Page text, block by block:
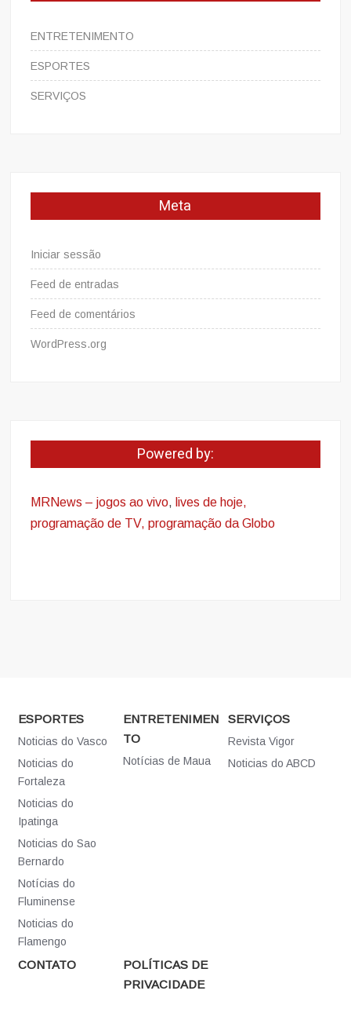
ENTRETENIMENTO
ESPORTES
SERVIÇOS
Meta
Iniciar sessão
Feed de entradas
Feed de comentários
WordPress.org
Powered by:
MRNews – jogos ao vivo, lives de hoje,
programação de TV, programação da Globo
ESPORTES
Noticias do Vasco
Noticias do
Fortaleza
Noticias do
Ipatinga
Noticias do Sao
Bernardo
Notícias do
Fluminense
Noticias do
Flamengo
ENTRETENIMEN
TO
Notícias de Maua
SERVIÇOS
Revista Vigor
Noticias do ABCD
CONTATO
POLÍTICAS DE
PRIVACIDADE